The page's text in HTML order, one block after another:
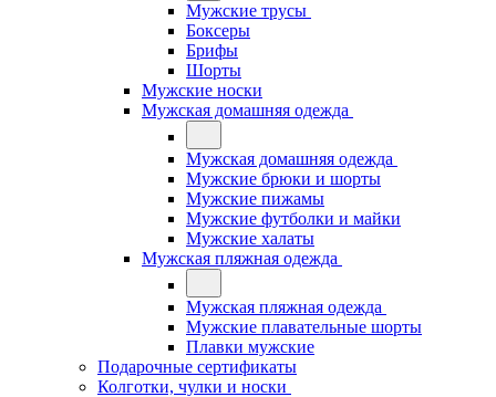
Мужские трусы
Боксеры
Брифы
Шорты
Мужские носки
Мужская домашняя одежда
Мужская домашняя одежда
Мужские брюки и шорты
Мужские пижамы
Мужские футболки и майки
Мужские халаты
Мужская пляжная одежда
Мужская пляжная одежда
Мужские плавательные шорты
Плавки мужские
Подарочные сертификаты
Колготки, чулки и носки